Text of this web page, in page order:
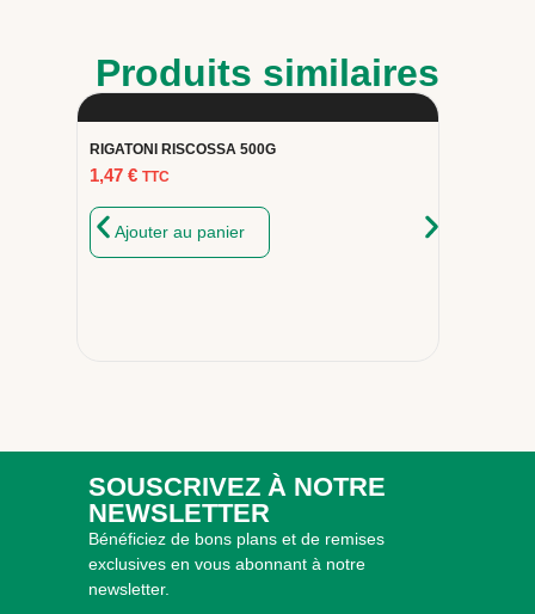
Produits similaires
RIGATONI RISCOSSA 500G
1,47 € TTC
Ajouter au panier
SOUSCRIVEZ À NOTRE
NEWSLETTER
Bénéficiez de bons plans et de remises
exclusives en vous abonnant à notre
newsletter.